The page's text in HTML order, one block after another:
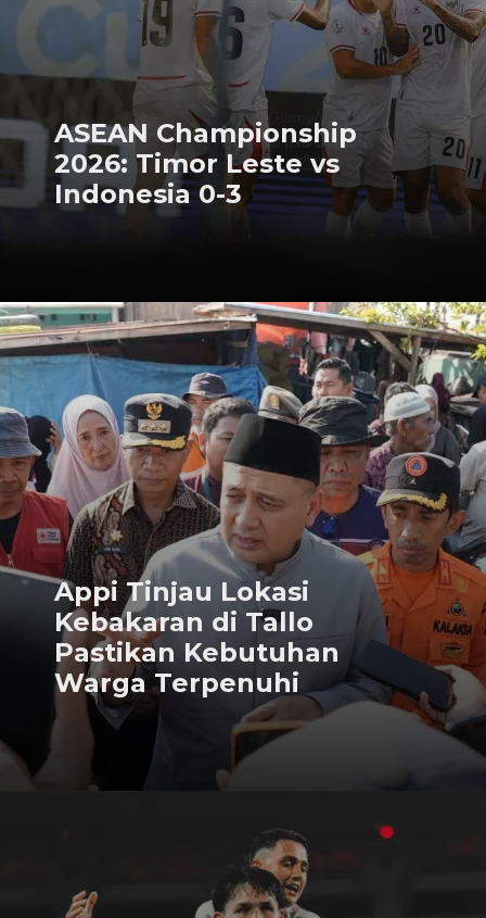
ASEAN Championship
2026: Timor Leste vs
Indonesia 0-3
Appi Tinjau Lokasi
Kebakaran di Tallo
Pastikan Kebutuhan
Warga Terpenuhi